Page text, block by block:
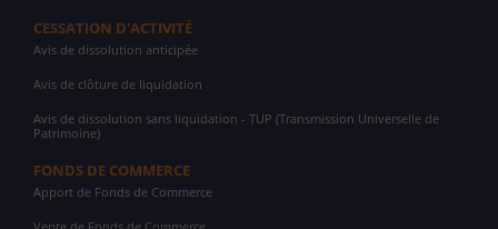
CESSATION D'ACTIVITÉ
Avis de dissolution anticipée
Avis de clôture de liquidation
Avis de dissolution sans liquidation - TUP (Transmission Universelle de
Patrimoine)
FONDS DE COMMERCE
Apport de Fonds de Commerce
Vente de Fonds de Commerce